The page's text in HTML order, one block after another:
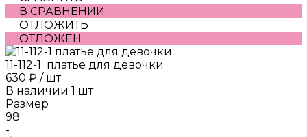
В СРАВНЕНИИ
ОТЛОЖИТЬ
ОТЛОЖЕН
11-112-1 платье для девочки
630 ₽ / шт
В наличии 1 шт
Размер
98
-